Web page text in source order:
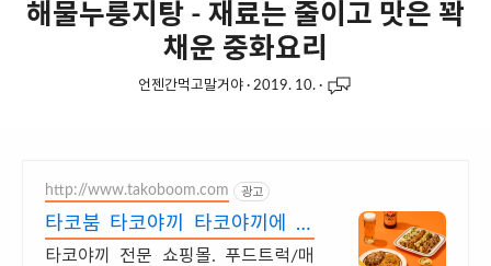
해물누룽지탕 - 재료는 줄이고 맛은 꽉
채운 중화요리
언젠간먹고말거야 · 2019. 10. ·
http://www.takoboom.com 광고
타코붐 타코야끼 타코야끼에 붐
을 일으키다
타코야끼 전문 쇼핑몰. 푸드트럭/매